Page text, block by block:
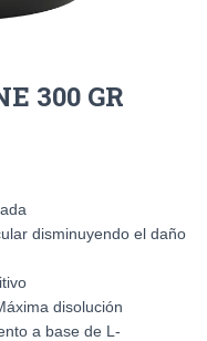
300 GR
disminuyendo el daño
disolución
a base de L-